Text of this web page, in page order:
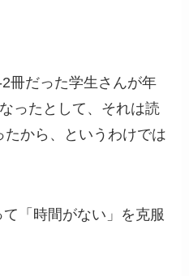
冊だった学生さんが年
ったとして、それは読
から、というわけでは
「時間がない」を克服